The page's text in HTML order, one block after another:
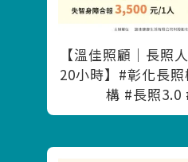
【溫佳照顧｜長照
20小時】#彰化長
構 #長照3.0